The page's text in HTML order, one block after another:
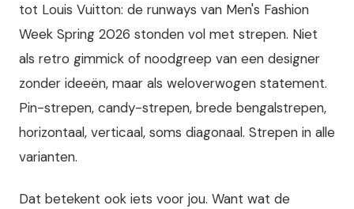
tot Louis Vuitton: de runways van Men's Fashion
Week Spring 2026 stonden vol met strepen. Niet
als retro gimmick of noodgreep van een designer
zonder ideeën, maar als weloverwogen statement.
Pin-strepen, candy-strepen, brede bengalstrepen,
horizontaal, verticaal, soms diagonaal. Strepen in alle
varianten.
Dat betekent ook iets voor jou. Want wat de